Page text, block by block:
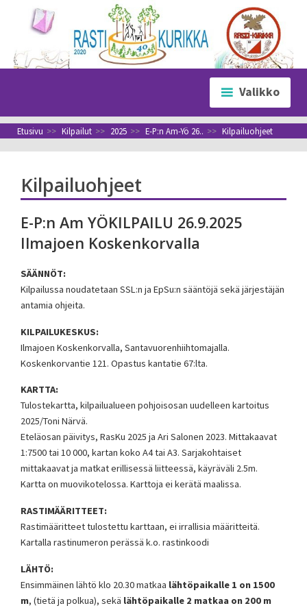
sisältöön
Valikko
Etusivu >> Kilpailut >> 2025 >> E-P:n Am-Yö 26.. >> Kilpailuohjeet
Kilpailuohjeet
E-P:n Am YÖKILPAILU 26.9.2025
Ilmajoen Koskenkorvalla
SÄÄNNÖT:
Kilpailussa noudatetaan SSL:n ja EpSu:n sääntöjä sekä järjestäjän
antamia ohjeita.
KILPAILUKESKUS:
Ilmajoen Koskenkorvalla, Santavuorenhiihtomajalla.
Koskenkorvantie 121. Opastus kantatie 67:lta.
KARTTA:
Tulostekartta, kilpailualueen pohjoisosan uudelleen kartoitus
2025/Toni Närvä.
Eteläosan päivitys, RasKu 2025 ja Ari Salonen 2023. Mittakaavat
1:7500 tai 10 000, kartan koko A4 tai A3. Sarjakohtaiset
mittakaavat ja matkat erillisessä liitteessä, käyräväli 2.5m.
Kartta on muovikotelossa. Karttoja ei kerätä maalissa.
RASTIMÄÄRITTEET:
Rastimääritteet tulostettu karttaan, ei irrallisia määritteitä.
Kartalla rastinumeron perässä k.o. rastinkoodi
LÄHTÖ:
Ensimmäinen lähtö klo 20.30 matkaa lähtöpaikalle 1 on 1500
m, (tietä ja polkua), sekä lähtöpaikalle 2 matkaa on 200 m